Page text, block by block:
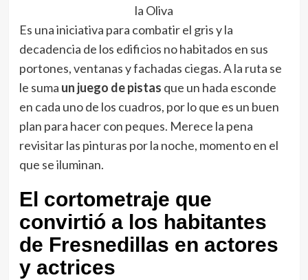
la Oliva
Es una iniciativa para combatir el gris y la
decadencia de los edificios no habitados en sus
portones, ventanas y fachadas ciegas. A la ruta se
le suma un juego de pistas que un hada esconde
en cada uno de los cuadros, por lo que es un buen
plan para hacer con peques. Merece la pena
revisitar las pinturas por la noche, momento en el
que se iluminan.
El cortometraje que
convirtió a los habitantes
de Fresnedillas en actores
y actrices